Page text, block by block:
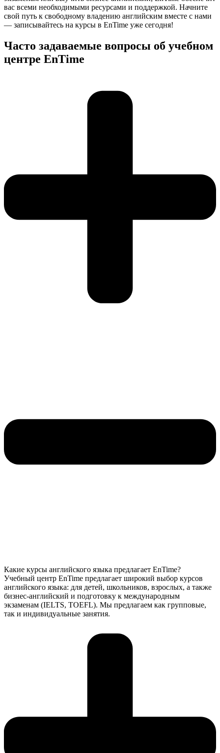
вас всеми необходимыми ресурсами и поддержкой. Начните
свой путь к свободному владению английским вместе с нами
— записывайтесь на курсы в EnTime уже сегодня!
Часто задаваемые вопросы об учебном
центре EnTime
Какие курсы английского языка предлагает EnTime?
Учебный центр EnTime предлагает широкий выбор курсов
английского языка: для детей, школьников, взрослых, а также
бизнес-английский и подготовку к международным
экзаменам (IELTS, TOEFL). Мы предлагаем как групповые,
так и индивидуальные занятия.